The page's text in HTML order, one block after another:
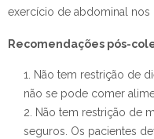
exercício de abdominal nos
Recomendações pós-
Não tem restrição de
não se pode comer
Não tem restrição de
seguros. Os pacientes